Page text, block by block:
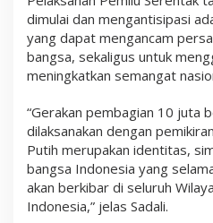
dimulai dan mengantisipasi
yang dapat mengancam
bangsa, sekaligus untuk
meningkatkan semangat
“Gerakan pembagian 10 juta
dilaksanakan dengan
Putih merupakan identitas,
bangsa Indonesia yang
akan berkibar di seluruh
Indonesia,” jelas Sadali.